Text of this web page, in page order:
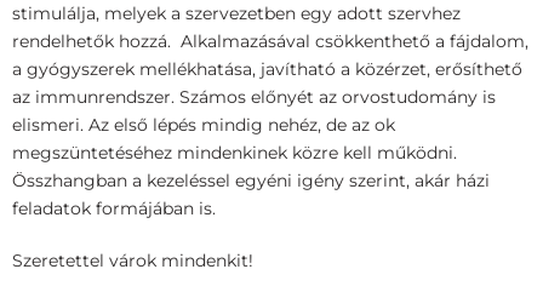
stimulálja, melyek a szervezetben egy adott szervhez
rendelhetők hozzá. Alkalmazásával csökkenthető a fájdalom,
a gyógyszerek mellékhatása, javítható a közérzet, erősíthető
az immunrendszer. Számos előnyét az orvostudomány is
elismeri. Az első lépés mindig nehéz, de az ok
megszüntetéséhez mindenkinek közre kell működni.
Összhangban a kezeléssel egyéni igény szerint, akár házi
feladatok formájában is.
Szeretettel várok mindenkit!